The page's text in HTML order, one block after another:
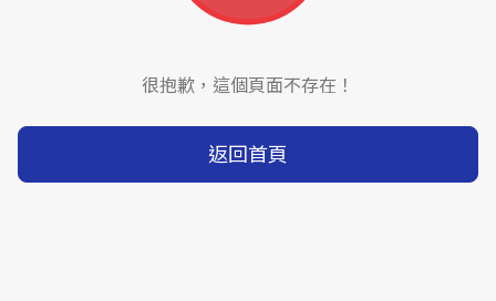
很抱歉，這個頁面不存在！
返回首頁